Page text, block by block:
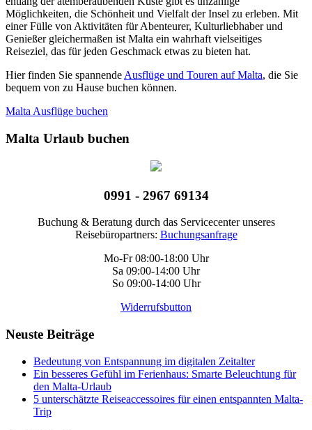
Möglichkeiten, die Schönheit und Vielfalt der Insel zu erleben. Mit
einer Fülle von Aktivitäten für Abenteurer, Kulturliebhaber und
Genießer gleichermaßen ist Malta ein wahrhaft vielseitiges
Reiseziel, das für jeden Geschmack etwas zu bieten hat.
Hier finden Sie spannende Ausflüge und Touren auf Malta, die Sie
bequem von zu Hause buchen können.
Malta Ausflüge buchen
Malta Urlaub buchen
0991 - 2967 69134
Buchung & Beratung durch das Servicecenter unseres
Reisebüropartners: Buchungsanfrage
Mo-Fr 08:00-18:00 Uhr
Sa 09:00-14:00 Uhr
So 09:00-14:00 Uhr
Widerrufsbutton
Neuste Beiträge
Bedeutung von Entspannung im digitalen Zeitalter
Ein besseres Gefühl im Ferienhaus: Smarte Beleuchtung für
den Malta-Urlaub
5 unterschätzte Reiseaccessoires für einen entspannten Malta-
Trip